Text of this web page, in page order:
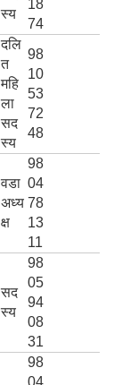
स्य
18
74
दलि
त
महि
ला
सद
स्य
98
10
53
72
48
वडा
अध्य
क्ष
98
04
78
13
11
सद
स्य
98
05
94
08
31
98
04